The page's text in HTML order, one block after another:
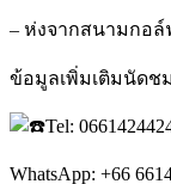
– ห่งจากสนามกอล์
ข้อมูลเพิ่มเติมนัดช
Tel:
WhatsApp: +66